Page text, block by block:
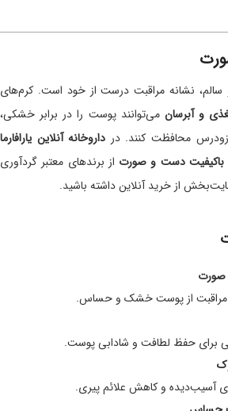
نشانه مراقبت درست از خود است. کرم‌های
و آبرسان می‌توانند پوست را در برابر خشکی،
محافظت کنند. در داروخانه آنلاین یارافارما
باکیفیت دست و صورت از برندهای معتبر گردآوری
از خرید آنلاین داشته باشید.
صورت
و مراقبت از پوست خشک و حساس.
برای حفظ لطافت و شادابی پوست.
آسیب‌دیده و کاهش علائم پیری.